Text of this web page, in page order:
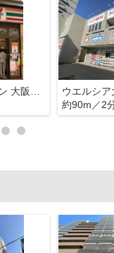
ウエルシ
約90m／2